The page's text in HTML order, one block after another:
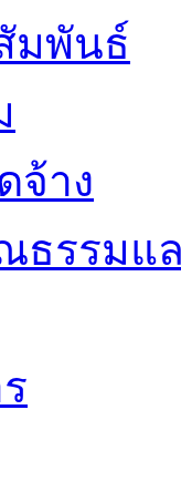
มพันธ์
จ้าง
ธรรมแ